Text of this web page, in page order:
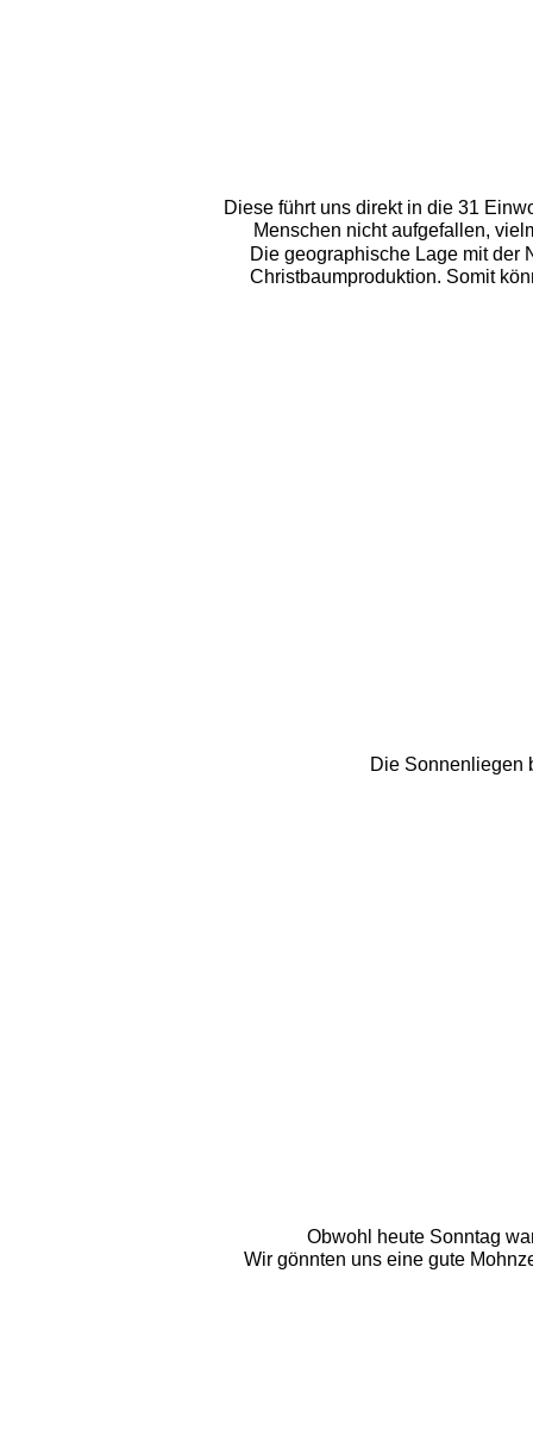
Diese führt uns direkt in die 31
Menschen nicht aufgefallen,
Die geographische Lage mit der
Christbaumproduktion. Somit
Die Sonnenliegen
Obwohl heute Sonntag
Wir gönnten uns eine gute